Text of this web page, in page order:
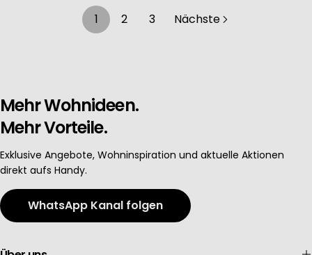
1 2 3 Nächste
Mehr Wohnideen.
Mehr Vorteile.
Exklusive Angebote, Wohninspiration und aktuelle Aktionen
direkt aufs Handy.
WhatsApp Kanal folgen